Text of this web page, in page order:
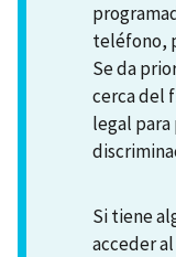
teléfono,
Se da
cerca del
legal
Si tiene
acceder